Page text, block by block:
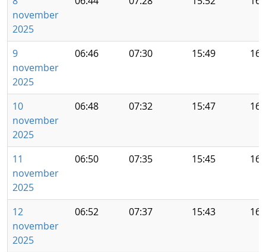
november
2025
9
november
2025
06:46 07:30 15:49
10
november
2025
06:48 07:32 15:47
11
november
2025
06:50 07:35 15:45
12
november
2025
06:52 07:37 15:43